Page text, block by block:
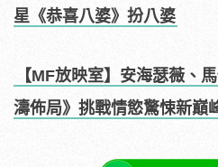
星《恭喜八婆》扮八婆
【MF放映室】安海瑟薇、
濤佈局》挑戰情慾驚悚新巔